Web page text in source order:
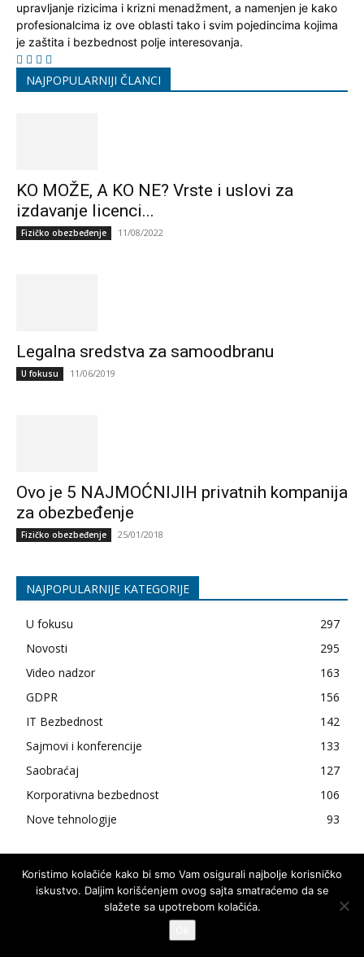
upravljanje rizicima i krizni menadžment, a namenjen je kako
profesionalcima iz ove oblasti tako i svim pojedincima kojima
je zaštita i bezbednost polje interesovanja.
NAJPOPULARNIJI ČLANCI
KO MOŽE, A KO NE? Vrste i uslovi za
izdavanje licenci...
Fizičko obezbeđenje 11/08/2022
Legalna sredstva za samoodbranu
U fokusu 11/06/2019
Ovo je 5 NAJMOĆNIJIH privatnih kompanija
za obezbeđenje
Fizičko obezbeđenje 25/01/2018
NAJPOPULARNIJE KATEGORIJE
U fokusu
297
Novosti
295
Video nadzor
163
GDPR
156
IT Bezbednost
142
Sajmovi i konferencije
133
Saobraćaj
127
Korporativna bezbednost
106
Nove tehnologije
93
REKLAMIRANJE O nama Impressum Pravila korišćenja Kontakt
2016 - 2025 © SecuritySEE.com - Magazin za bezbednost
Koristimo kolačiće kako bi smo Vam osigurali najbolje korisničko
iskustvo. Daljim korišćenjem ovog sajta smatraćemo da se
slažete sa upotrebom kolačića.